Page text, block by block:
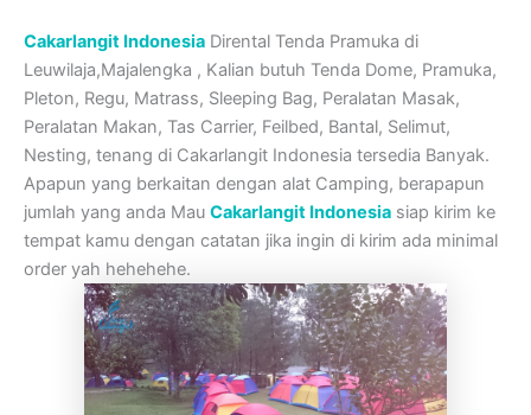
Cakarlangit Indonesia Dirental Tenda Pramuka di
Leuwilaja,Majalengka , Kalian butuh Tenda Dome, Pramuka,
Pleton, Regu, Matrass, Sleeping Bag, Peralatan Masak,
Peralatan Makan, Tas Carrier, Feilbed, Bantal, Selimut,
Nesting, tenang di Cakarlangit Indonesia tersedia Banyak.
Apapun yang berkaitan dengan alat Camping, berapapun
jumlah yang anda Mau Cakarlangit Indonesia siap kirim ke
tempat kamu dengan catatan jika ingin di kirim ada minimal
order yah hehehehe.